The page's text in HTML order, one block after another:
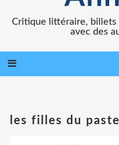
Critique littéraire,
avec des
les filles du